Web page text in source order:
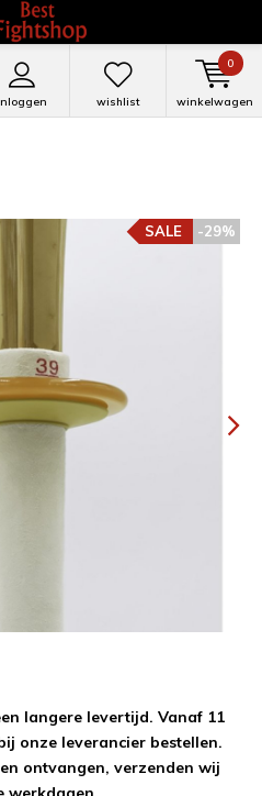
wishlist winkelwagen
0
-29%
SALE
langere levertijd. Vanaf 11
onze leverancier bestellen.
ontvangen, verzenden wij